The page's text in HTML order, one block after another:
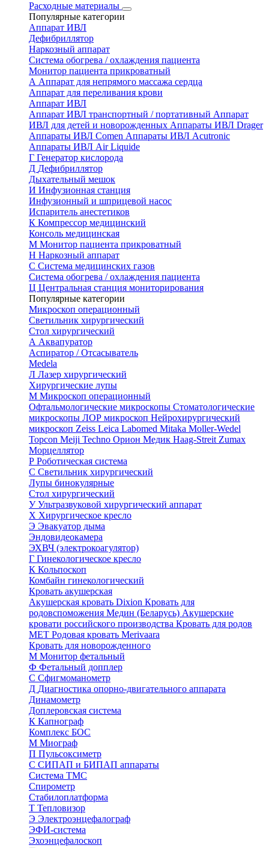
Расходные материалы
Популярные категории
Аппарат ИВЛ
Дефибриллятор
Наркозный аппарат
Система обогрева / охлаждения пациента
Монитор пациента прикроватный
А Аппарат для непрямого массажа сердца
Аппарат для переливания крови
Аппарат ИВЛ
Аппарат ИВЛ транспортный / портативный Аппарат
ИВЛ для детей и новорожденных Аппараты ИВЛ Drager
Аппараты ИВЛ Comen Аппараты ИВЛ Acutronic
Аппараты ИВЛ Air Liquide
Г Генератор кислорода
Д Дефибриллятор
Дыхательный мешок
И Инфузионная станция
Инфузионный и шприцевой насос
Испаритель анестетиков
К Компрессор медицинский
Консоль медицинская
М Монитор пациента прикроватный
Н Наркозный аппарат
С Система медицинских газов
Система обогрева / охлаждения пациента
Ц Центральная станция мониторирования
Популярные категории
Микроскоп операционный
Светильник хирургический
Стол хирургический
А Аквапуратор
Аспиратор / Отсасыватель
Medela
Л Лазер хирургический
Хирургические лупы
М Микроскоп операционный
Офтальмологические микроскопы Стоматологические
микроскопы ЛОР микроскоп Нейрохирургический
микроскоп Zeiss Leica Labomed Mitaka Moller-Wedel
Topcon Meiji Techno Орион Медик Haag-Streit Zumax
Морцеллятор
Р Роботическая система
С Светильник хирургический
Лупы бинокулярные
Стол хирургический
УУльтразвуковой хирургический аппарат
Х Хирургическое кресло
Э Эвакуатор дыма
Эндовидеокамера
ЭХВЧ (электрокоагулятор)
Г Гинекологическое кресло
К Кольпоскоп
Комбайн гинекологический
Кровать акушерская
Акушерская кровать Dixion Кровать для
родовспоможения Медин (Беларусь) Акушерские
кровати российского производства Кровать для родов
МЕТ Родовая кровать Merivaara
Кровать для новорожденного
М Монитор фетальный
Ф Фетальный допплер
C Cфигмоманометр
Д Диагностика опорно-двигательного аппарата
Динамометр
Доплеровская система
К Капнограф
Комплекс БОС
М Миограф
П Пульсоксиметр
С СИПАП и БИПАП аппараты
Система ТМС
Спирометр
Стабилоплатформа
Т Тепловизор
Э Электроэнцефалограф
ЭФИ-система
Эхоэнцефалоскоп